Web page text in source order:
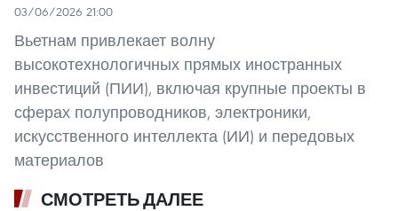
03/06/2026 21:00
Вьетнам привлекает волну
высокотехнологичных прямых иностранных
инвестиций (ПИИ), включая крупные проекты в
сферах полупроводников, электроники,
искусственного интеллекта (ИИ) и передовых
материалов
СМОТРЕТЬ ДАЛЕЕ